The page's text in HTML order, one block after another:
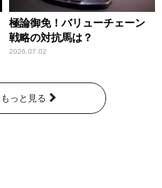
極論御免！バリューチェーン
戦略の対抗馬は？
2026.07.02
っと見る